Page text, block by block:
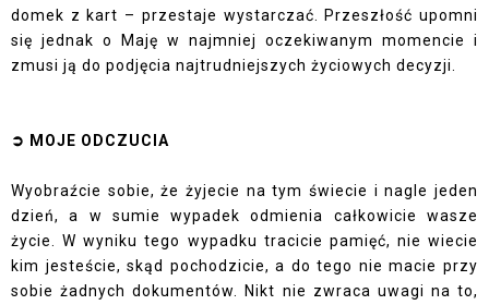
domek z kart – przestaje wystarczać. Przeszłość upomni
się jednak o Maję w najmniej oczekiwanym momencie i
zmusi ją do podjęcia najtrudniejszych życiowych decyzji.
➲ MOJE ODCZUCIA
Wyobraźcie sobie, że żyjecie na tym świecie i nagle jeden
dzień, a w sumie wypadek odmienia całkowicie wasze
życie. W wyniku tego wypadku tracicie pamięć, nie wiecie
kim jesteście, skąd pochodzicie, a do tego nie macie przy
sobie żadnych dokumentów. Nikt nie zwraca uwagi na to,